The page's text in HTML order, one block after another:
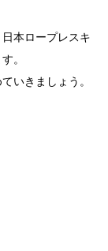
本ロープレスキ
。
いきましょう。